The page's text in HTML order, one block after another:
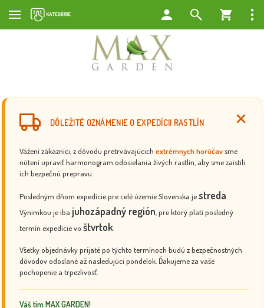
DÔLEŽITÉ OZNÁMENIE O EXPEDÍCII RASTLÍN
Vážení zákazníci, z dôvodu pretrvávajúcich extrémnych horúčav sme
nútení upraviť harmonogram odosielania živých rastlín, aby sme zaistili
ich bezpečnú prepravu.
Posledným dňom expedície pre celé územie Slovenska jestreda
Výnimkou je iba juhozápadný región , pre ktorý platí posledný
termín expedície vo štvrtok
Všetky objednávky prijaté po týchto termínoch budú z bezpečnostných
dôvodov odoslané až nasledujúci pondelok. Ďakujeme za vaše
pochopenie a trpezlivosť.
Váš tím MAX GARDEN!